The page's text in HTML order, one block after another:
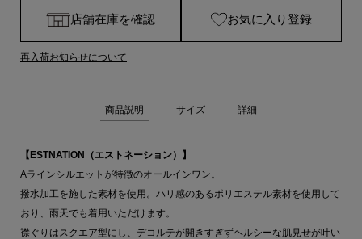
店舗在庫を確認 お気に入り登録
再入荷お知らせについて
商品説明 サイズ 詳細
【ESTNATION（エストネーション）】
Aラインシルエットが特徴のオールインワン。
撥水加工を施した素材を使用。ハリ感のあるポリエステル素材を使用して
おり、雨天でも着用いただけます。
襟ぐりはスクエア型にし、デコルテが開きすぎずヘルシーな肌見せが叶い